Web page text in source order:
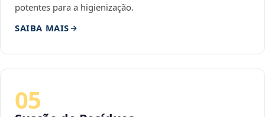
potentes para a higienização.
SAIBA MAIS
05